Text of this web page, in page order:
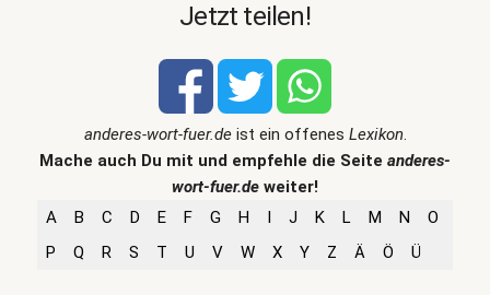
Jetzt teilen!
anderes-wort-fuer.deist ein offenes Lexikon.
Mache auch Du mit und empfehle die Seite anderes-
wort-fuer.de weiter!
A
B C D E F G H I J K L M N
O
P
Q R S T U V W X Y Z Ä Ö Ü